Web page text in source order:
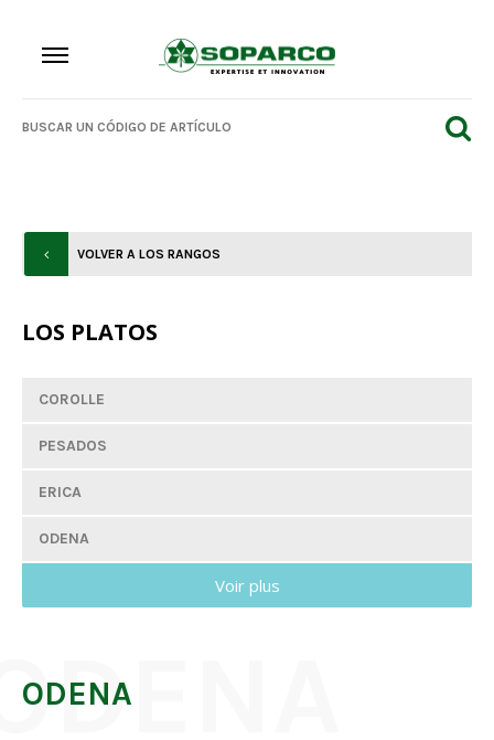
VOLVER A LOS RANGOS
LOS PLATOS
COROLLE
PESADOS
ERICA
ODENA
Voir plus
ODENA